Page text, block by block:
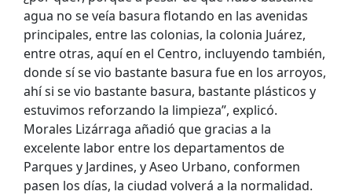
agua no se veía basura flotando en las avenidas
principales, entre las colonias, la colonia Juárez,
entre otras, aquí en el Centro, incluyendo también,
donde sí se vio bastante basura fue en los arroyos,
ahí si se vio bastante basura, bastante plásticos y
estuvimos reforzando la limpieza”, explicó.
Morales Lizárraga añadió que gracias a la
excelente labor entre los departamentos de
Parques y Jardines, y Aseo Urbano, conformen
pasen los días, la ciudad volverá a la normalidad.